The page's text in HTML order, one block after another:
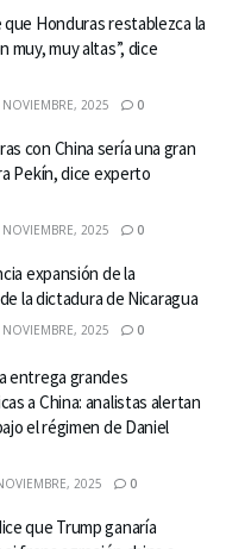
Honduras restablezca la
muy, muy altas”, dice
2025 0
con China sería una gran
Pekín, dice experto
2025 0
expansión de la
la dictadura de Nicaragua
2025 0
entrega grandes
a China: analistas alertan
el régimen de Daniel
2025 0
que Trump ganaría